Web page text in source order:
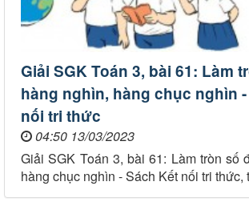
Giải SGK Toán 3, bài 61: Làm
hàng nghìn, hàng chục nghìn
nối tri thức
04:50 13/03/2023
Giải SGK Toán 3, bài 61: Làm tròn số
hàng chục nghìn - Sách Kết nối tri thức,